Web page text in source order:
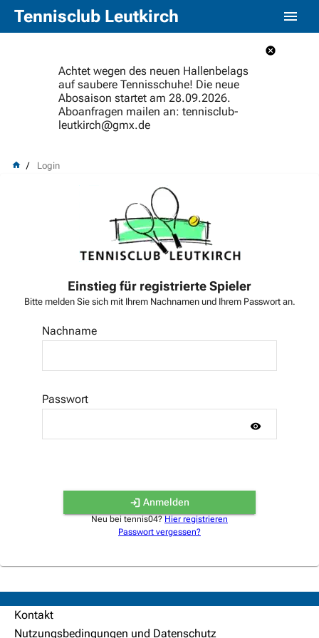
Tennisclub Leutkirch
Achtet wegen des neuen Hallenbelags
auf saubere Tennisschuhe! Die neue
Abosaison startet am 28.09.2026.
Aboanfragen mailen an: tennisclub-
leutkirch@gmx.de
Login
Einstieg für registrierte Spieler
Bitte melden Sie sich mit Ihrem Nachnamen und Ihrem Passwort an.
Nachname
Passwort
Anmelden
Neu bei tennis04? Hier registrieren
Passwort vergessen?
Kontakt
Nutzungsbedingungen und Datenschutz